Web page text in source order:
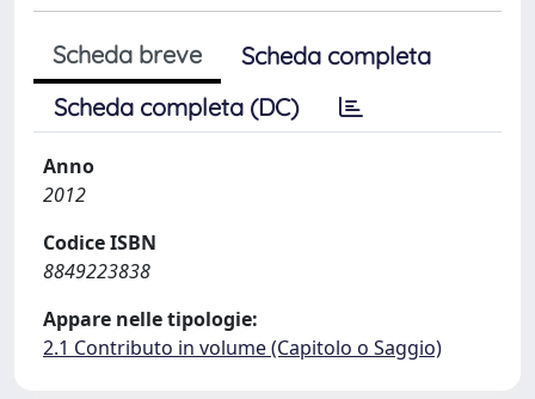
Scheda breve
Scheda completa
Scheda completa (DC)
Anno
2012
Codice ISBN
8849223838
Appare nelle tipologie:
2.1 Contributo in volume (Capitolo o Saggio)